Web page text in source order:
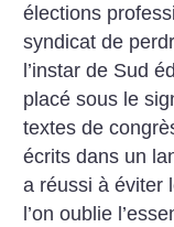
élections
syndicat de
l’instar de Sud
placé sous le
textes de
écrits dans un
a réussi à éviter
l’on oublie